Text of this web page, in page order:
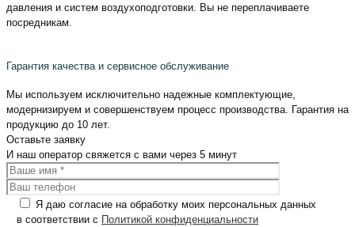
давления и систем воздухоподготовки. Вы не переплачиваете
посредникам.
Гарантия качества и сервисное обслуживание
Мы используем исключительно надежные комплектующие,
модернизируем и совершенствуем процесс производства. Гарантия на
продукцию до 10 лет.
Оставьте заявку
И наш оператор свяжется с вами через 5 минут
Я даю согласие на обработку моих персональных данных
в соответствии с Политикой конфиденциальности